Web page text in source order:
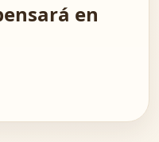
en